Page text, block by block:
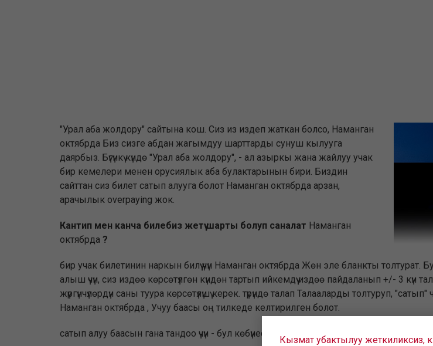
"Урал аба жолдору" сайтына кош. Сиз из издеп жаткан болсо, Наманган
октябрда Биз сизге абдан жагымдуу шарттарды сунуш кылууга
даярбыз. Бүгүнкү күндө "Урал аба жолдору", - ал азыркы жана жайлуу учак
бир кемелери менен орусиялык аба булактарынын бири. Биздин
сайттан сиз билет сатып алууга болот Наманган октябрда арзан,
арачылык overpaying жок.
Кантип мен канча билебиз жетүү шарты болуп саналат Наманган
октябрда ?
бир учак билетинин наркын билүү үчүн Наманган октябрда Жөн эле бланкты
алыш үчүн, сиз издөө көрсөтүлгөн күндөн тартып ийкемдүү издөө пайдаланып +/- 3
жүргүнчүлөрдүн саны туура көрсөтүлүшү керек. түрүндө талап Талааларды толтуруп,
Наманган октябрда , Учуу баасы оң тилкеде келтирилген болот.
сатып алуу баасын гана тандоо үчүн - бул көбүнесе какие көз каранды болот Наманган
Кызмат убактылуу жеткиликсиз,